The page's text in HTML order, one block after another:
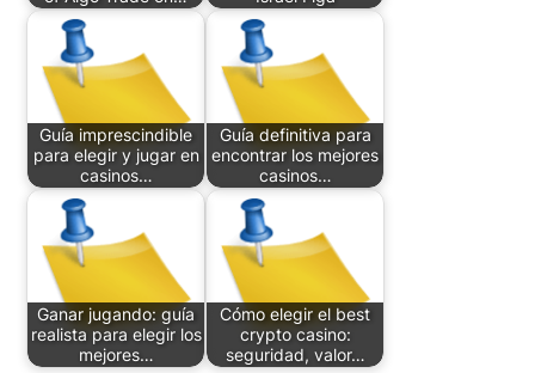
Guía imprescindible
para elegir y jugar en
casinos…
Guía definitiva para
encontrar los mejores
casinos…
Ganar jugando: guía
realista para elegir los
mejores…
Cómo elegir el best
crypto casino:
seguridad, valor…